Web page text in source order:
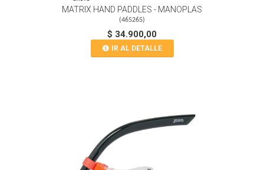
MATRIX HAND PADDLES - MANOPLAS
(465265)
$ 34.900,00
IR AL DETALLE